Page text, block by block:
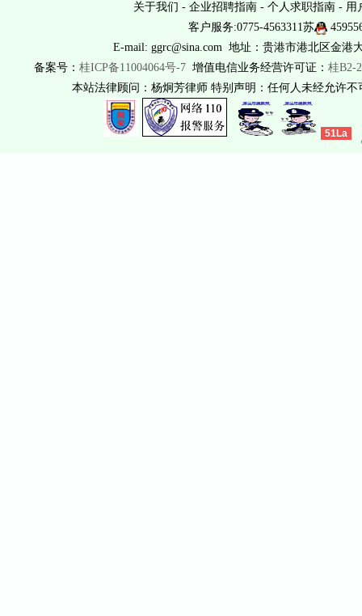
关于我们 - 企业招聘指南 - 个人求职指南 - 用
客户服务:0775-4563311苏
E-mail: ggrc@sina.com 地址：贵港市港北区金港
备案号： 桂ICP备11004064号-7增值电信业务经营许可证： 桂B2-
本站法律顾问：杨炯芳律师 特别声明：任何人未经允许
51La